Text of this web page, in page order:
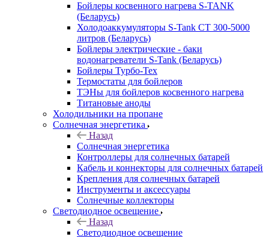
Бойлеры косвенного нагрева S-TANK
(Беларусь)
Холодоаккумуляторы S-Tank СТ 300-5000
литров (Беларусь)
Бойлеры электрические - баки
водонагреватели S-Tank (Беларусь)
Бойлеры Турбо-Тех
Термостаты для бойлеров
ТЭНы для бойлеров косвенного нагрева
Титановые аноды
Холодильники на пропане
Солнечная энергетика
Назад
Солнечная энергетика
Контроллеры для солнечных батарей
Кабель и коннекторы для солнечных батарей
Крепления для солнечных батарей
Инструменты и аксессуары
Солнечные коллекторы
Светодиодное освещение
Назад
Светодиодное освещение